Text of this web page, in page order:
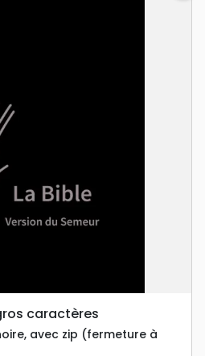
caractères
avec zip (fermeture à